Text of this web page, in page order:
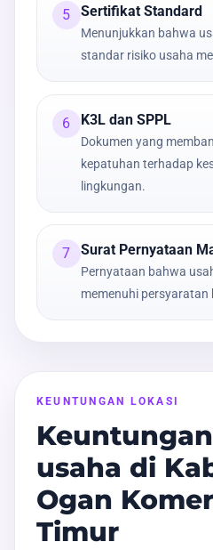
5 Sertifikat Standard
Menunjukkan bahwa
standar risiko usaha
6 K3L dan SPPL
Dokumen yang
kepatuhan terhadap
lingkungan.
7 Surat Pernyataan
Pernyataan bahwa
memenuhi persyaratan
KEUNTUNGAN LOKASI
usaha di
Ogan
Timur